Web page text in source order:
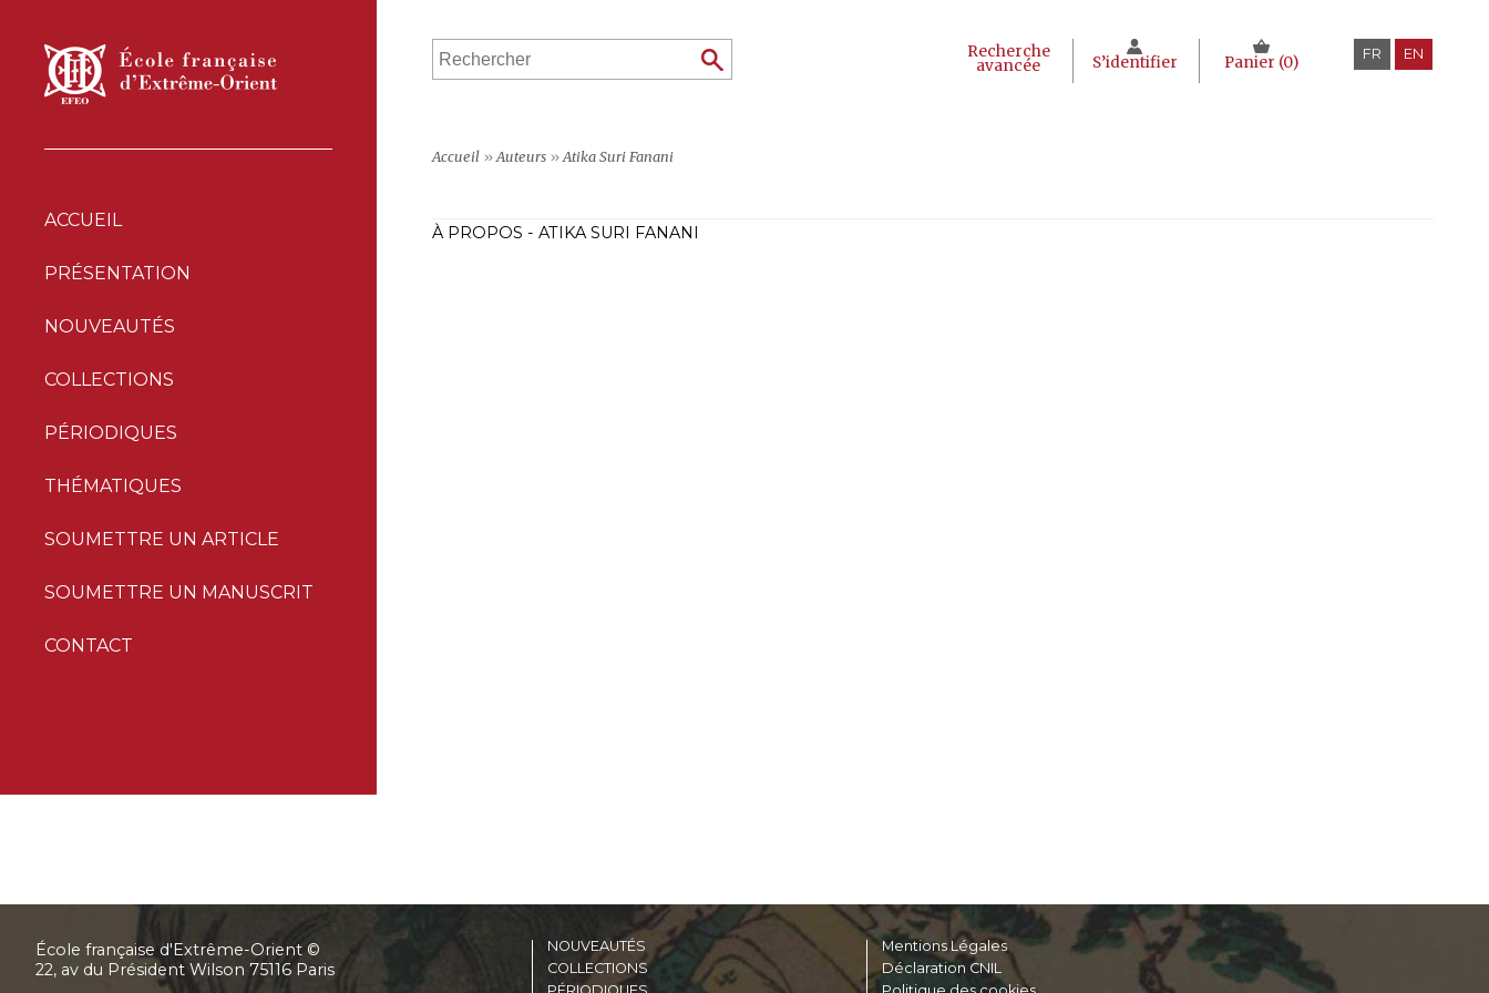
ACCUEIL
PRÉSENTATION
NOUVEAUTÉS
COLLECTIONS
PÉRIODIQUES
THÉMATIQUES
SOUMETTRE UN ARTICLE
SOUMETTRE UN MANUSCRIT
CONTACT
Recherche
avancée S’identifier Panier (0) FR EN
Accueil »Auteurs »Atika Suri Fanani
À PROPOS - ATIKA SURI FANANI
École française d'Extrême-Orient ©
22, av du Président Wilson 75116 Paris
NOUVEAUTÉS
COLLECTIONS
Mentions Légales
Déclaration CNIL